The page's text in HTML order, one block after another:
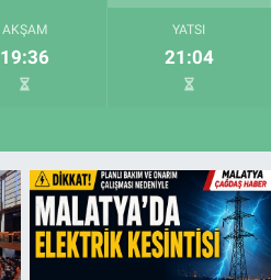
AKŞAM
19:36
YATSI
21:04